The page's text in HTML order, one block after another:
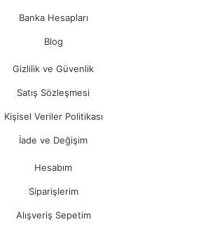
Banka Hesapları
Blog
Gizlilik ve Güvenlik
Satış Sözleşmesi
Kişisel Veriler Politikası
İade ve Değişim
Hesabım
Siparişlerim
Alışveriş Sepetim